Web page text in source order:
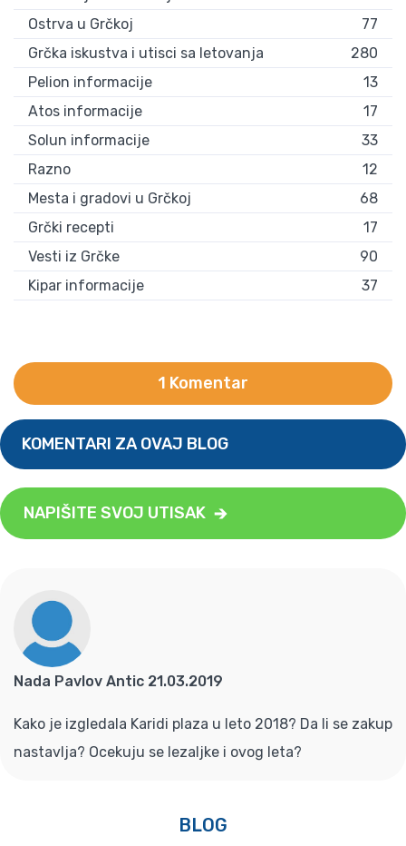
Ostrva u Grčkoj
77
Grčka iskustva i utisci sa letovanja
280
Pelion informacije
13
Atos informacije
17
Solun informacije
33
Razno
12
Mesta i gradovi u Grčkoj
68
Grčki recepti
17
Vesti iz Grčke
90
Kipar informacije
37
1 Komentar
KOMENTARI ZA OVAJ BLOG
NAPIŠITE SVOJ UTISAK
Nada Pavlov Antic 21.03.2019
Kako je izgledala Karidi plaza u leto 2018? Da li se zakup
nastavlja? Ocekuju se lezaljke i ovog leta?
BLOG